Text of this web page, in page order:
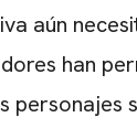
aún
han
personajes